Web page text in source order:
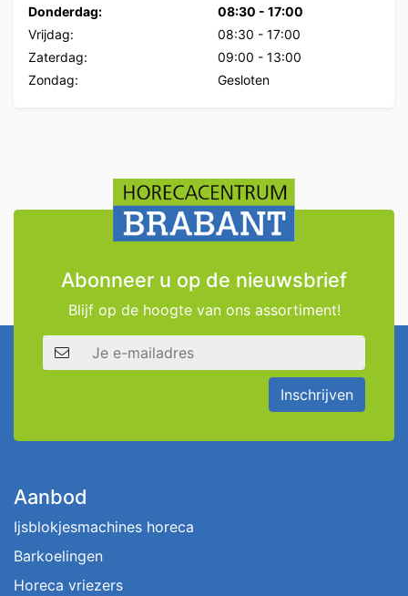
Donderdag:
08:30 - 17:00
Vrijdag:
08:30 - 17:00
Zaterdag:
09:00 - 13:00
Zondag:
Gesloten
Abonneer u op de nieuwsbrief
Blijf op de hoogte van ons assortiment!
E-mailadres
Inschrijven
Aanbod
Ijsblokjesmachines horeca
Barkoelingen
Horeca vriezers